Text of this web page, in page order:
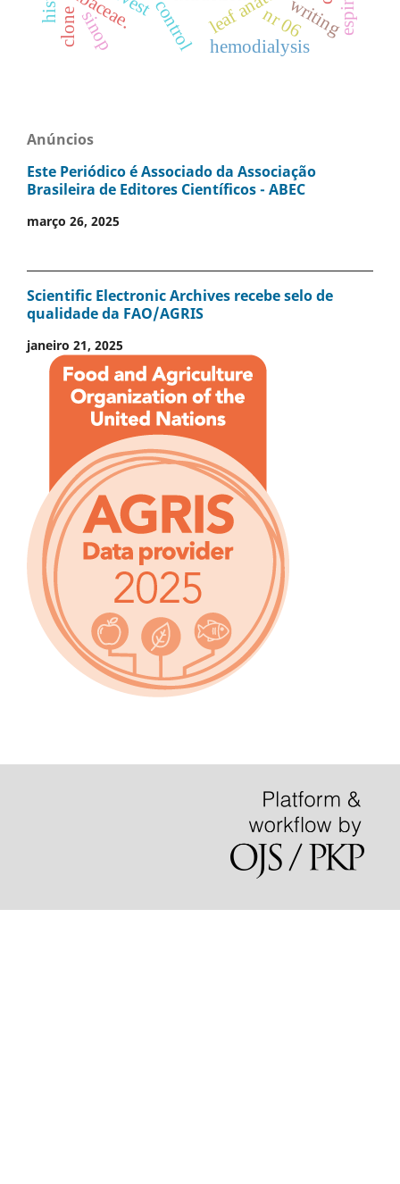
writing
hemodialysis
clonesinop nr 06
Anúncios
Este Periódico é Associado da Associação
Brasileira de Editores Científicos - ABEC
março 26, 2025
Scientific Electronic Archives recebe selo de
qualidade da FAO/AGRIS
janeiro 21, 2025